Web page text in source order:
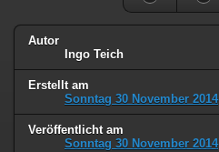
Autor
Ingo Teich
Erstellt am
Sonntag 30 November 2014
Veröffentlicht am
Sonntag 30 November 2014